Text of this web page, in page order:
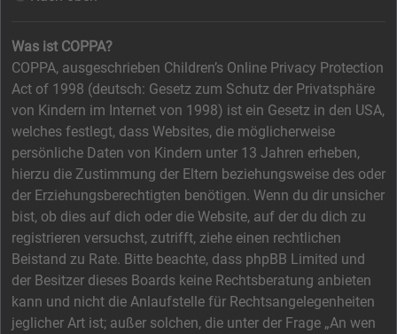
Was ist COPPA?
COPPA, ausgeschrieben Children’s Online Privacy Protection
Act of 1998 (deutsch: Gesetz zum Schutz der Privatsphäre
von Kindern im Internet von 1998) ist ein Gesetz in den USA,
welches festlegt, dass Websites, die möglicherweise
persönliche Daten von Kindern unter 13 Jahren erheben,
hierzu die Zustimmung der Eltern beziehungsweise des oder
der Erziehungsberechtigten benötigen. Wenn du dir unsicher
bist, ob dies auf dich oder die Website, auf der du dich zu
registrieren versuchst, zutrifft, ziehe einen rechtlichen
Beistand zu Rate. Bitte beachte, dass phpBB Limited und
der Besitzer dieses Boards keine Rechtsberatung anbieten
kann und nicht die Anlaufstelle für Rechtsangelegenheiten
jeglicher Art ist; außer solchen, die unter der Frage „An wen